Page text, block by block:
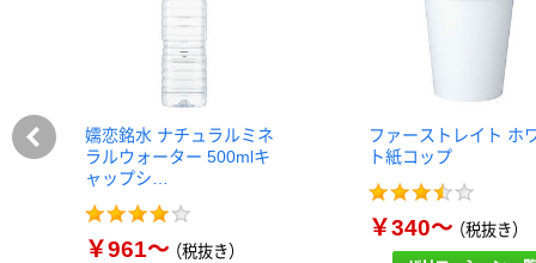
嬬恋銘水 ナチュラルミネ
ラルウォーター 500mlキ
ャップシ…
￥961～（税抜き）
ファーストレイト ホ
ト紙コップ
￥340～（税抜き）